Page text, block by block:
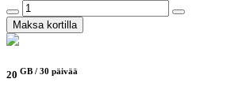
Maksa kortilla
20 GB / 30 päivää